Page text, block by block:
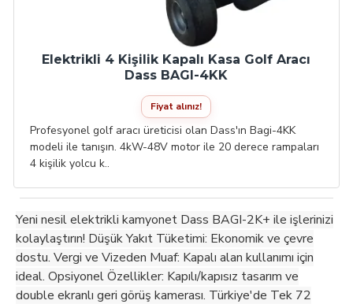
Fiyat alınız!
Elektrikli 4 Kişilik Kapalı Kasa Golf Aracı
Dass BAGI-4KK
Profesyonel golf aracı üreticisi olan Dass'ın Bagi-4KK
modeli ile tanışın. 4kW-48V motor ile 20 derece rampaları
4 kişilik yolcu k..
Yeni nesil elektrikli kamyonet Dass BAGI-2K+ ile işlerinizi
kolaylaştırın! Düşük Yakıt Tüketimi: Ekonomik ve çevre
dostu. Vergi ve Vizeden Muaf: Kapalı alan kullanımı için
ideal. Opsiyonel Özellikler: Kapılı/kapısız tasarım ve
double ekranlı geri görüş kamerası. Türkiye'de Tek 72